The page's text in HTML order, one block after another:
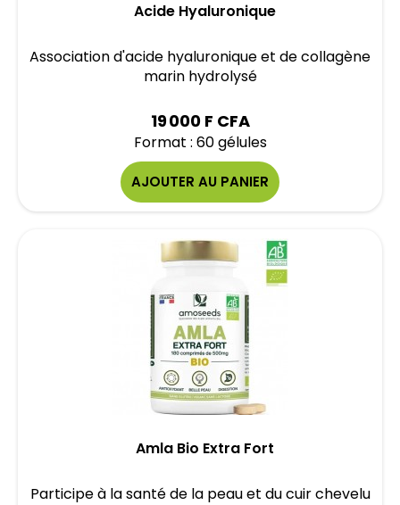
Acide Hyaluronique
Association d'acide hyaluronique et de collagène
marin hydrolysé
19 000 F CFA
Format : 60 gélules
AJOUTER AU PANIER
Amla Bio Extra Fort
Participe à la santé de la peau et du cuir chevelu